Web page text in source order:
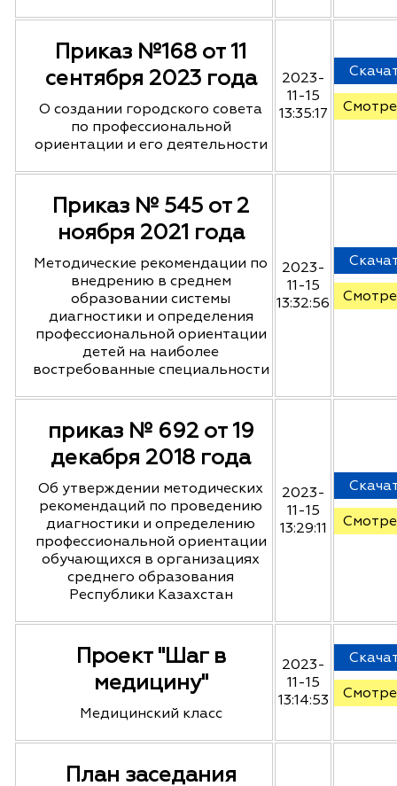
Приказ №168 от 11
сентября 2023 года
О создании городского совета
по профессиональной
ориентации и его деятельности
2023-
11-15
13:35:17
Приказ № 545 от 2
ноября 2021 года
Методические рекомендации по
внедрению в среднем
образовании системы
диагностики и определения
профессиональной ориентации
детей на наиболее
востребованные специальности
2023-
11-15
13:32:56
приказ № 692 от 19
декабря 2018 года
Об утверждении методических
рекомендаций по проведению
диагностики и определению
профессиональной ориентации
обучающихся в организациях
среднего образования
Республики Казахстан
2023-
11-15
13:29:11
Проект "Шаг в
медицину"
Медицинский класс
2023-
11-15
13:14:53
План заседания